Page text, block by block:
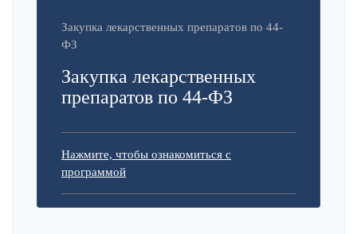
Закупка лекарственных препаратов по 44-
ФЗ
Закупка лекарственных
препаратов по 44-ФЗ
Нажмите, чтобы ознакомиться с
программой